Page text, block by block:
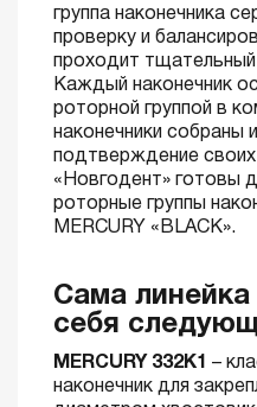
группа наконечника
проверку и
проходит
Каждый наконечник
роторной группой в
наконечники собраны
подтверждение
«Новгодент» готовы
роторные группы
MERCURY «BLACK».
Сама
себя
MERCURY 332K1
–
наконечник для